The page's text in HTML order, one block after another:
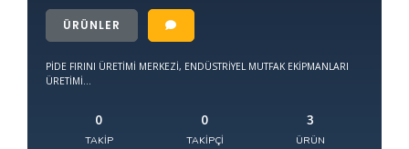
ÜRÜNLER
PİDE FIRINI ÜRETİMİ MERKEZİ, ENDÜSTRİYEL MUTFAK EKİPMANLARI
ÜRETİMİ...
0
TAKIP
0
TAKIPÇI
3
ÜRÜN